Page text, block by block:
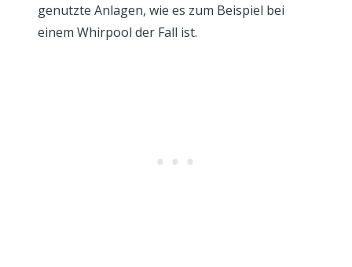
genutzte Anlagen, wie es zum Beispiel bei
einem Whirpool der Fall ist.